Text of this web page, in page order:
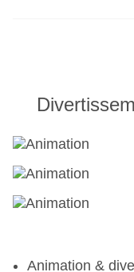
Tennis : courts
Centre de
Nordic Walking,
fessiers,
Animation &